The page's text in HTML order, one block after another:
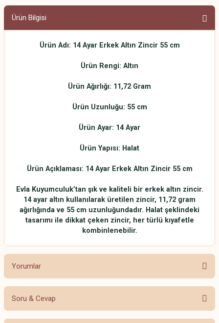
Ürün Bilgisi
Ürün Adı: 14 Ayar Erkek Altın Zincir 55 cm
Ürün Rengi: Altın
Ürün Ağırlığı: 11,72 Gram
Ürün Uzunluğu: 55 cm
Ürün Ayar: 14 Ayar
Ürün Yapısı: Halat
Ürün Açıklaması: 14 Ayar Erkek Altın Zincir 55 cm
Evla Kuyumculuk’tan şık ve kaliteli bir erkek altın zincir.
14 ayar altın kullanılarak üretilen zincir, 11,72 gram
ağırlığında ve 55 cm uzunluğundadır. Halat şeklindeki
tasarımı ile dikkat çeken zincir, her türlü kıyafetle
kombinlenebilir.
Yorumlar
Bu ürüne ilk yorumu siz yapın!
Soru & Cevap